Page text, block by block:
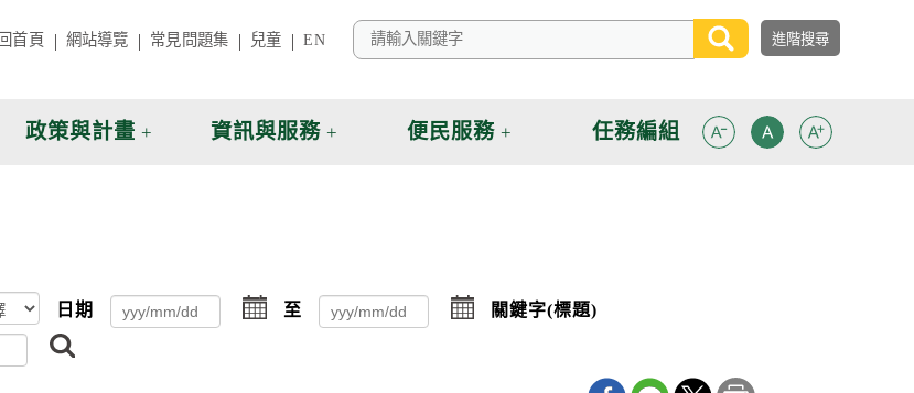
回首頁 網站導覽 常見問題集 兒童 EN
政策與計畫 資訊與服務 便民服務 任務編組
日期
點
擊
至
點
擊
關鍵字(標題)
尋